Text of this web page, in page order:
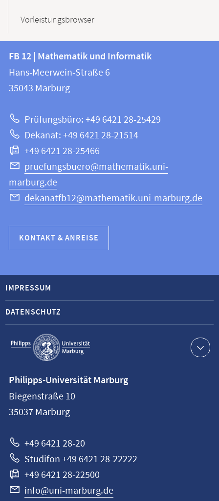
Vorleistungsbrowser
Kontakt
und
Informationen
Website
FB
12
|
und
Informatik
FB 12 | Mathematik und Informatik
Hans-Meerwein-Straße 6
35043 Marburg
Prüfungsbüro: +49 6421 28-25429
Dekanat: +49 6421 28-21514
+49 6421 28-25466
pruefungsbuero@mathematik.uni-
marburg.de
dekanatfb12@mathematik.uni-marburg.de
KONTAKT & ANREISE
Service-
Navigation
IMPRESSUM
DATENSCHUTZ
Philipps-
Universität
Marburg
Philipps-Universität Marburg
Biegenstraße 10
35037 Marburg
+49 6421 28-20
Studifon +49 6421 28-22222
+49 6421 28-22500
info@uni-marburg.de